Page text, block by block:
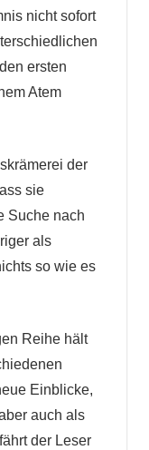
nicht sofort
ersten
Atem
der
sie
Suche nach
als
so wie es
Reihe hält
Einblicke,
auch als
der Leser